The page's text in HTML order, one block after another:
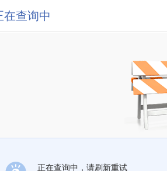
在查询中
正在查询中，请刷新重试